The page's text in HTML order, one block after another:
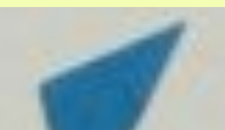
Van een meerjarenplan tot
werkelijkheid
Minister negeert het algemeen
maatschappelijk belang